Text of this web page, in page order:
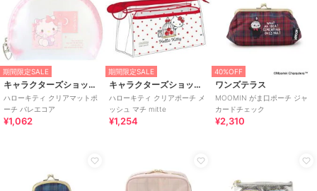
期間限定SALE
キャラクターズショップ ラフラフ
ハローキティ クリアマットポ
ーチ バレエコア
¥1,062
期間限定SALE
キャラクターズショップ ラフラフ
ハローキティ クリアポーチ メ
ッシュ マチ mitte
¥1,254
40%OFF
ワンズテラス
MOOMIN がま口ポーチ ジャ
カードチェック
¥2,310